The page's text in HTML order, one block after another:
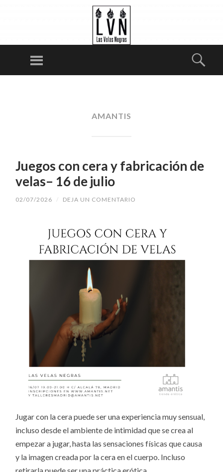
LA
E
S
Menú
AMANTIS
Juegos con cera y fabricación de
velas– 16 de julio
02/07/2026 / DEJA UN COMENTARIO
Jugar con la cera puede ser una experiencia muy sensual,
incluso desde el ambiente de intimidad que se crea al
empezar a jugar, hasta las sensaciones físicas que causa
y la imagen creada por la cera en el cuerpo. Incluso